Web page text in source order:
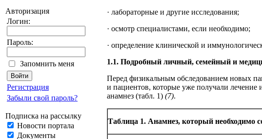
Авторизация
Логин:
Пароль:
Запомнить меня
Регистрация
Забыли свой пароль?
Подписка на рассылку
Новости портала
Документы
· ла­бо­ра­тор­ные и дру­гие ис­сле­до­ва­ния;
· ос­мотр спе­циа­ли­стами, если не­об­хо­ди­мо;
· определение клинической и
1.1. Под­роб­ный личный, семейный и
Перед физикальным обследованием новых
и пациентов, которые уже получали
анам­не­з (табл. 1) (7).
Таб­ли­ца 1. Анам­нез, ко­то­рый не­об­хо­ди­мо